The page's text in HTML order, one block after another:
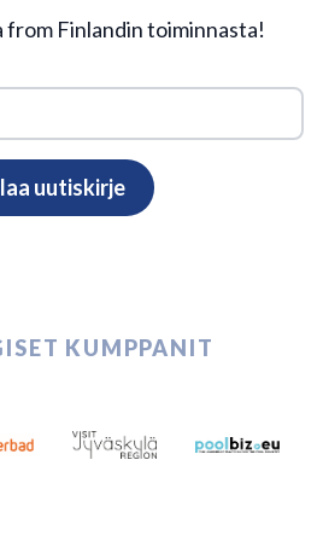
from Finlandin toiminnasta!
KUMPPANIT